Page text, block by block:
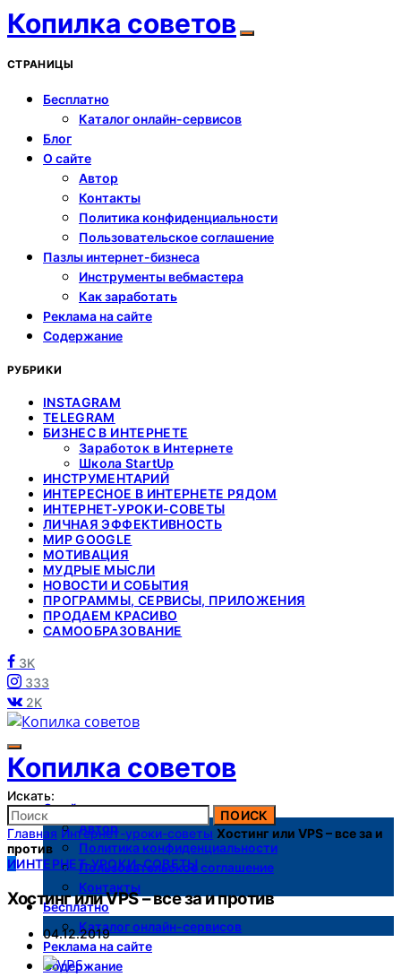
Копилка советов
СТРАНИЦЫ
Бесплатно
Каталог онлайн-сервисов
Блог
О сайте
Автор
Контакты
Политика конфиденциальности
Пользовательское соглашение
Пазлы интернет-бизнеса
Инструменты вебмастера
Как заработать
Реклама на сайте
Содержание
РУБРИКИ
INSTAGRAM
TELEGRAM
БИЗНЕС В ИНТЕРНЕТЕ
Заработок в Интернете
Школа StartUp
ИНСТРУМЕНТАРИЙ
ИНТЕРЕСНОЕ В ИНТЕРНЕТЕ РЯДОМ
ИНТЕРНЕТ-УРОКИ-СОВЕТЫ
ЛИЧНАЯ ЭФФЕКТИВНОСТЬ
МИР GOOGLE
МОТИВАЦИЯ
МУДРЫЕ МЫСЛИ
НОВОСТИ И СОБЫТИЯ
ПРОГРАММЫ, СЕРВИСЫ, ПРИЛОЖЕНИЯ
ПРОДАЕМ КРАСИВО
САМООБРАЗОВАНИЕ
3K
333
2K
Копилка советов
О сайте
Автор
Политика конфиденциальности
Пользовательское соглашение
Контакты
Бесплатно
Каталог онлайн-сервисов
Реклама на сайте
Содержание
Искать:
ПОИСК
Главная Интернет-уроки-советы Хостинг или VPS – все за и
против
ИИНТЕРНЕТ-УРОКИ-СОВЕТЫ
Хостинг или VPS – все за и против
04.12.2019